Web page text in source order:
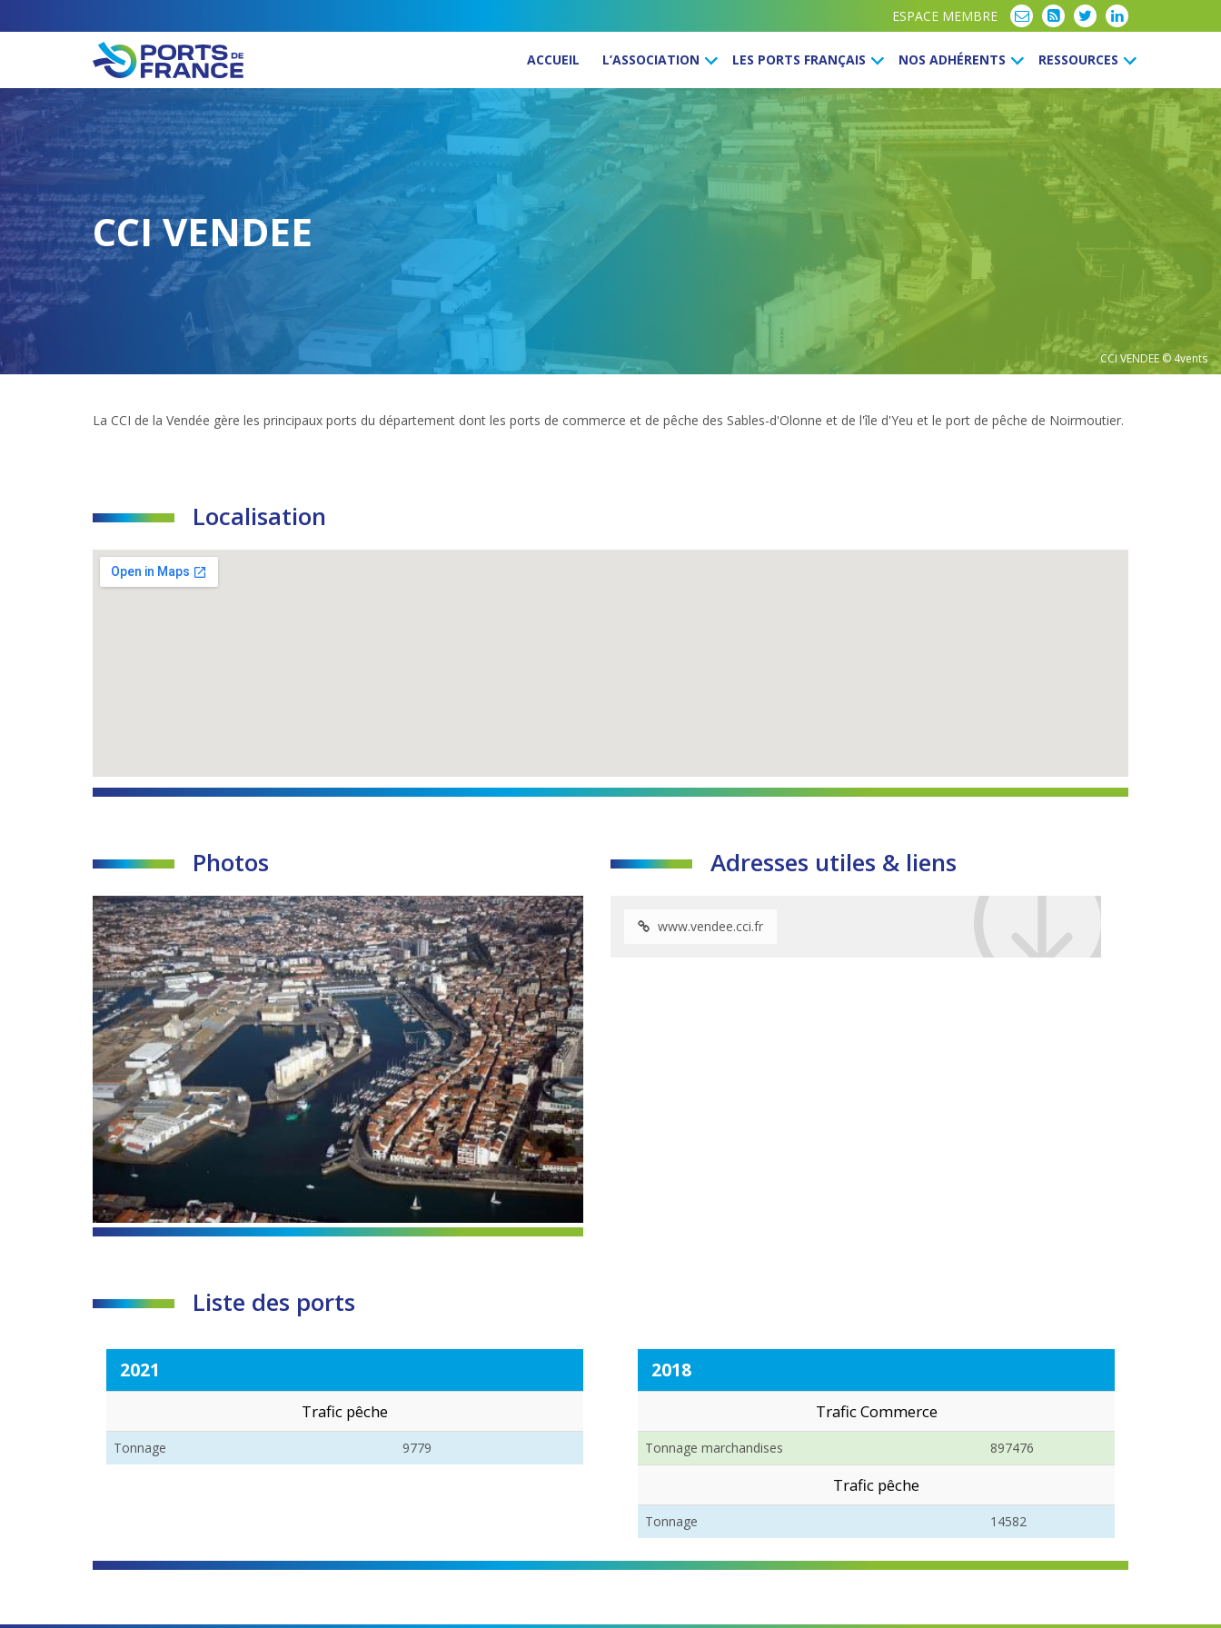
ESPACE MEMBRE
ACCUEIL L’ASSOCIATION LES PORTS FRANÇAIS NOS ADHÉRENTS RESSOURCES
CCI VENDEE
CCI VENDEE © 4vents
La CCI de la Vendée gère les principaux ports du département dont les ports de commerce et de pêche des Sables-d'Olonne et de l'île d'Yeu et le port de pêche de Noirmoutier.
Localisation
Photos Adresses utiles & liens
www.vendee.cci.fr
Liste des ports
2021
Trafic pêche
Tonnage 9779
2018
Trafic Commerce
Tonnage marchandises 897476
Trafic pêche
Tonnage 14582